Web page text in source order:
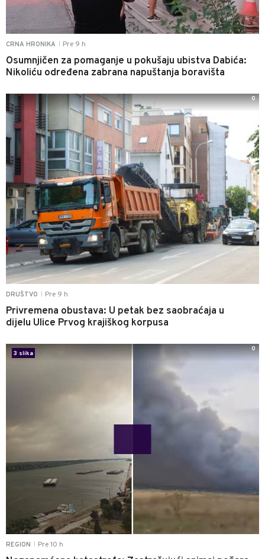
CRNA HRONIKA Pre 9 h
Osumnjičen za pomaganje u pokušaju ubistva Dabića:
Nikoliću određena zabrana napuštanja boravišta
DRUŠTVO Pre 9 h
Privremena obustava: U petak bez saobraćaja u
dijelu Ulice Prvog krajiškog korpusa
0
REGION Pre 10 h
3 slika
0